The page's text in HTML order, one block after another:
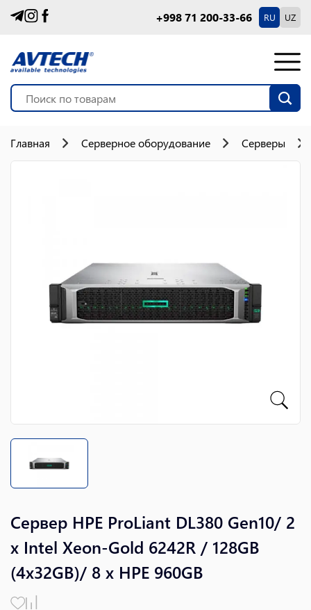
+998 71 200-33-66 RU UZ
Главная Серверное оборудование Серверы
Сервер HPE ProLiant DL380 Gen10/ 2
х Intel Xeon-Gold 6242R / 128GB
(4x32GB)/ 8 х HPE 960GB